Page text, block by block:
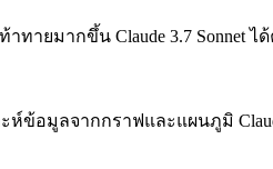
าทายมากขึ้น Claude 3.7 Sonnet
ะห์ข้อมูลจากกราฟและแผนภูมิ